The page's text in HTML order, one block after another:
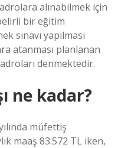
alınabilmek için
bir eğitim
sınavı yapılması
atanması planlanan
denmektedir.
ne kadar?
müfettiş
maaş 83.572 TL iken,